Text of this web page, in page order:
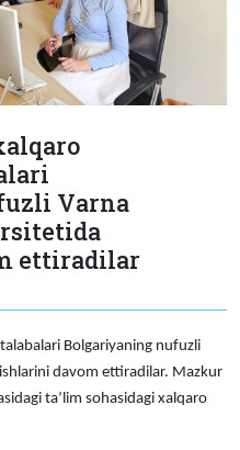
Varna
ettiradilar
Bolgariyaning nufuzli
davom ettiradilar. Mazkur
taʼlim sohasidagi xalqaro